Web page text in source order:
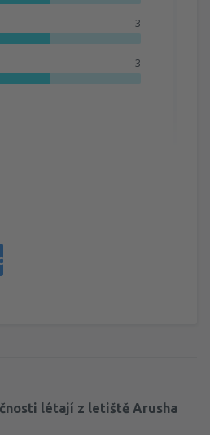
3
3
létají z letiště Arusha